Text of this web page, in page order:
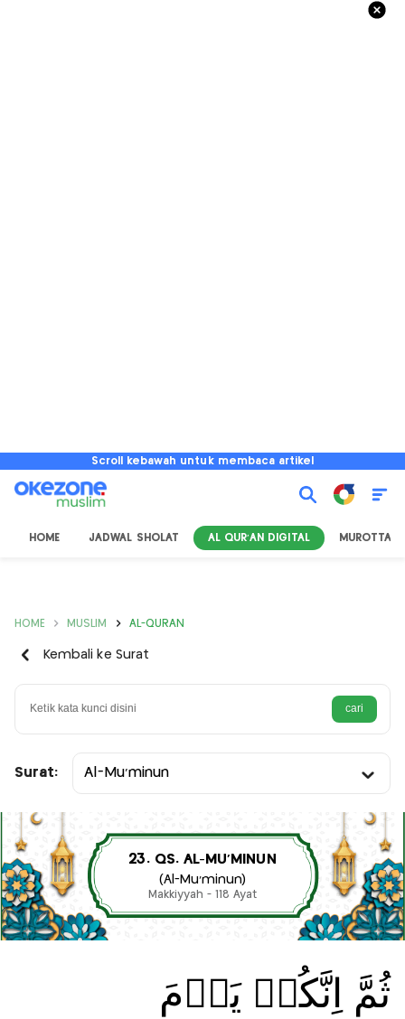
Scroll kebawah untuk membaca artikel
HOME JADWAL SHOLAT AL QUR'AN DIGITAL MUROTTAL
HOME MUSLIM AL-QURAN
Kembali ke Surat
Surat: Al-Mu’minun
23. QS. AL-MU’MINUN
(Al-Mu’minun)
Makkiyyah - 118 Ayat
ثُمَّ اِنَّكُمۡ يَوۡمَ